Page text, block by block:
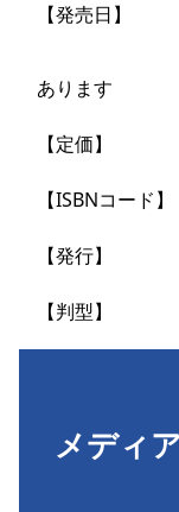
【発売日】
※地域、
あります
【定価】
【ISBNコー
【発行】 日
【判型】
メディ